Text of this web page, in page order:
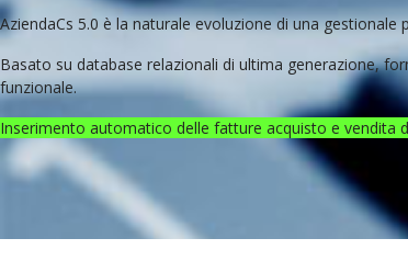
AziendaCs 5.0 è la naturale evoluzione di una
Basato su database relazionali di ultima generazione,
funzionale.
Inserimento automatico delle fatture acquisto e vendita